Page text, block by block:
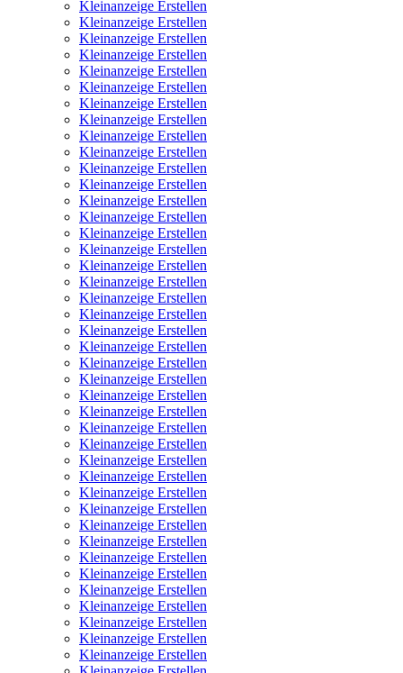
Kleinanzeige Erstellen
Kleinanzeige Erstellen
Kleinanzeige Erstellen
Kleinanzeige Erstellen
Kleinanzeige Erstellen
Kleinanzeige Erstellen
Kleinanzeige Erstellen
Kleinanzeige Erstellen
Kleinanzeige Erstellen
Kleinanzeige Erstellen
Kleinanzeige Erstellen
Kleinanzeige Erstellen
Kleinanzeige Erstellen
Kleinanzeige Erstellen
Kleinanzeige Erstellen
Kleinanzeige Erstellen
Kleinanzeige Erstellen
Kleinanzeige Erstellen
Kleinanzeige Erstellen
Kleinanzeige Erstellen
Kleinanzeige Erstellen
Kleinanzeige Erstellen
Kleinanzeige Erstellen
Kleinanzeige Erstellen
Kleinanzeige Erstellen
Kleinanzeige Erstellen
Kleinanzeige Erstellen
Kleinanzeige Erstellen
Kleinanzeige Erstellen
Kleinanzeige Erstellen
Kleinanzeige Erstellen
Kleinanzeige Erstellen
Kleinanzeige Erstellen
Kleinanzeige Erstellen
Kleinanzeige Erstellen
Kleinanzeige Erstellen
Kleinanzeige Erstellen
Kleinanzeige Erstellen
Kleinanzeige Erstellen
Kleinanzeige Erstellen
Kleinanzeige Erstellen